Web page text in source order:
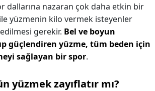
dallarına nazaran çok daha etkin bir
ile yüzmenin kilo vermek isteyenler
gerekir. Bel ve boyun
güçlendiren yüzme, tüm beden için
sağlayan bir spor.
yüzmek zayıflatır mı?